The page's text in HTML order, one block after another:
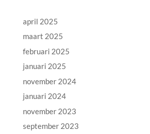
april 2025
maart 2025
februari 2025
januari 2025
november 2024
januari 2024
november 2023
september 2023